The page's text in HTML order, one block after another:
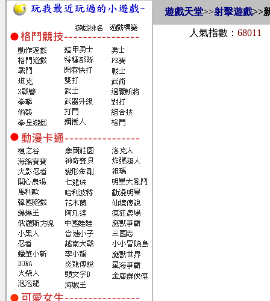
遊戲天堂>>射擊遊戲>>
人氣指數： 68011